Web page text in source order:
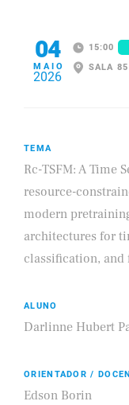
04
MAIO
2026
15:00
SALA
TEMA
Rc-TSFM: A Time
resource-
modern
architectures for
classification, and
ALUNO
Darlinne Hubert
ORIENTADOR /
Edson Borin